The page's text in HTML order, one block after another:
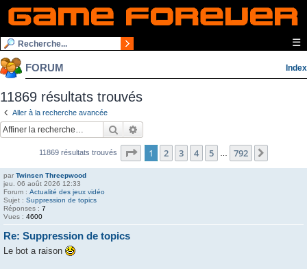
☰
FORUM Index
11869 résultats trouvés
Aller à la recherche avancée
Rechercher
11869 résultats trouvés Page 1sur792
1 2 3 4 5 792
par Twinsen Threepwood
jeu. 06 août 2026 12:33
Forum : Actualité des jeux vidéo
Sujet : Suppression de topics
Réponses : 7
Vues : 4600
Re: Suppression de topics
Le bot a raison